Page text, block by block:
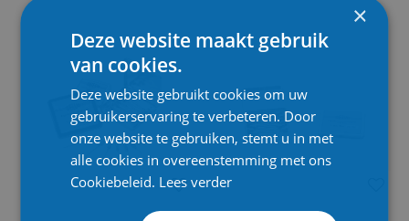
×
Deze website maakt gebruik
van cookies.
Deze website gebruikt cookies om uw
gebruikerservaring te verbeteren. Door
onze website te gebruiken, stemt u in met
alle cookies in overeenstemming met ons
Cookiebeleid. Lees verder